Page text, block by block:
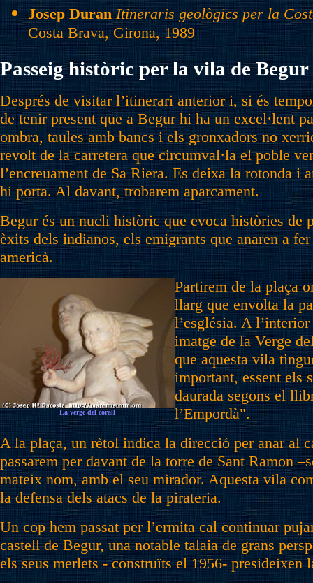
Josep Duran Itineraris geològics per la
Costa Brava, Girona, 1989
Passeig històric per la vila de Begur
Després de visitar l’itinerari anterior i, si és
de tenir present que a Begur hi ha un excel·lent
ombra, taules amb bancs i els gronxadors no
revolt de la carretera que circumval·la el poble
l’encreuament de Sa Riera. Es deixa la rotonda i
hi porta. Al davant, trobarem aparcament.
Begur és un nucli històric que evoca històries de
èxits dels indianos, els emigrants que anaren a
americà.
La verge del corall
Partirem de la plaça
llarg que envolta la
l’església. A
imatge de la Verge
que aquesta vila
important, essent els
daurada segons el
l’Empordà".
A la plaça, un rètol indica la direcció per anar al
passarem per davant de la torre de Sant Ramon
mateix nom, amb el seu mirador. Aquesta vila
la defensa dels atacs de la pirateria.
Un cop hem passat per l’ermita cal continuar
castell de Begur, una notable talaia de grans
els seus merlets - construïts el 1956- presideixen